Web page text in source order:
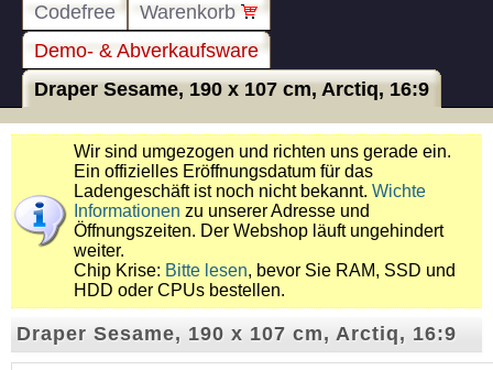
Codefree
Warenkorb
Demo- & Abverkaufsware
Draper Sesame, 190 x 107 cm, Arctiq, 16:9
Wir sind umgezogen und richten uns gerade ein.
Ein offizielles Eröffnungsdatum für das
Ladengeschäft ist noch nicht bekannt. Wichte
Informationen zu unserer Adresse und
Öffnungszeiten. Der Webshop läuft ungehindert
weiter.
Chip Krise: Bitte lesen, bevor Sie RAM, SSD und
HDD oder CPUs bestellen.
Draper Sesame, 190 x 107 cm, Arctiq, 16:9